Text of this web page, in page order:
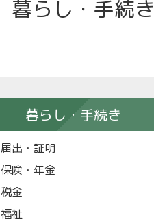
暮らし・手続き
暮らし・手続き
届出・証明
保険・年金
税金
福祉